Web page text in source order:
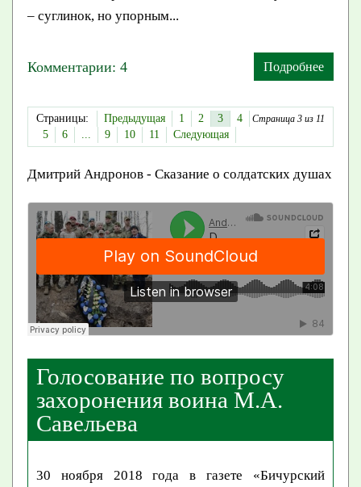
– суглинок, но упорным...
Комментарии: 4 Подробнее
Страница 3 из 11
Страницы: Предыдущая 1 2 3
4
5
6 ... 9 10 11 Следующая
Дмитрий Андронов - Сказание о солдатских душах
Голосование по вопросу
захоронения воина М.А.
Савельева
30 ноября 2018 года в газете «Бичурский